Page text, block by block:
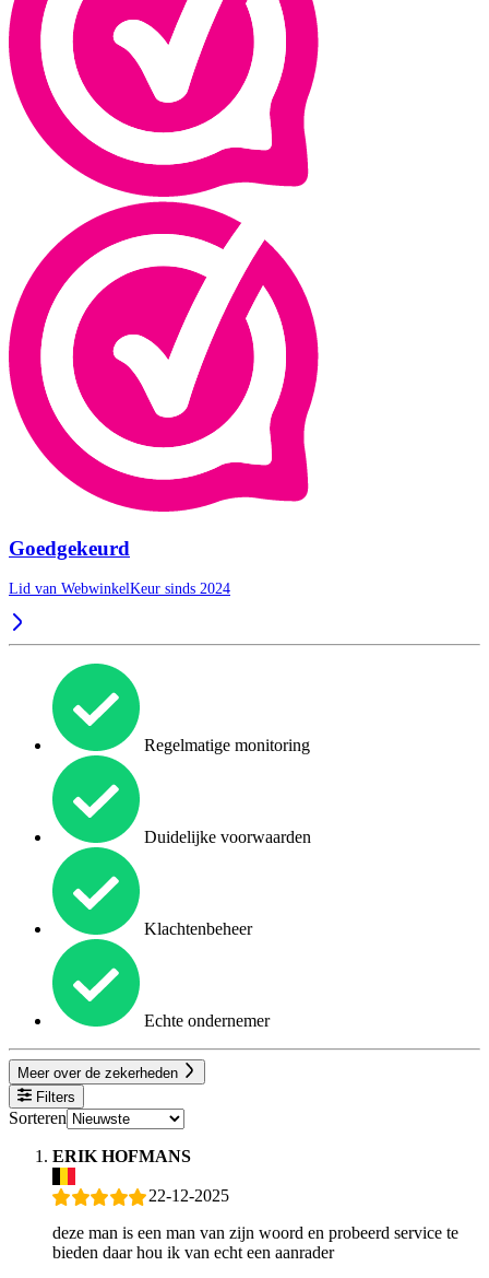
Goedgekeurd
Lid van WebwinkelKeur sinds 2024
Regelmatige monitoring
Duidelijke voorwaarden
Klachtenbeheer
Echte ondernemer
Meer over de zekerheden
Filters
Sorteren
ERIK HOFMANS
22-12-2025
deze man is een man van zijn woord en probeerd service te
bieden daar hou ik van echt een aanrader